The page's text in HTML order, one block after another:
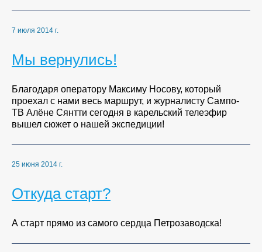
7 июля 2014 г.
Мы вернулись!
Благодаря оператору Максиму Носову, который
проехал с нами весь маршрут, и журналисту Сампо-
ТВ Алёне Сянтти сегодня в карельский телеэфир
вышел сюжет о нашей экспедиции!
25 июня 2014 г.
Откуда старт?
А старт прямо из самого сердца Петрозаводска!